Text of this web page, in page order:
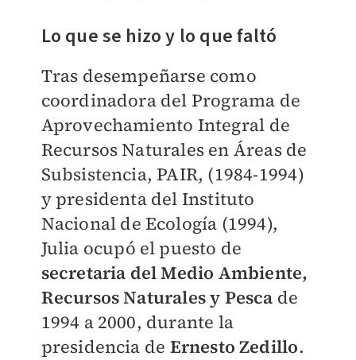
Lo que se hizo y lo que faltó
Tras desempeñarse como
coordinadora del Programa de
Aprovechamiento Integral de
Recursos Naturales en Áreas de
Subsistencia, PAIR, (1984-1994)
y presidenta del Instituto
Nacional de Ecología (1994),
Julia ocupó el puesto de
secretaria del Medio Ambiente,
Recursos Naturales y Pesca de
1994 a 2000, durante la
presidencia de Ernesto Zedillo.